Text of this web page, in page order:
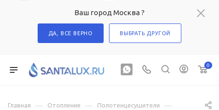
Ваш город Москва ?
ДА, ВСЕ ВЕРНО ВЫБРАТЬ ДРУГОЙ
0
Главная — Отопление — Полотенцесушители —